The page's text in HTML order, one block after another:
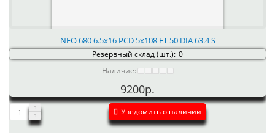
NEO 680 6.5x16 PCD 5x108 ET 50 DIA 63.4 S
Резервный склад (шт.): 0
Наличие:
9200р.
Уведомить о наличии